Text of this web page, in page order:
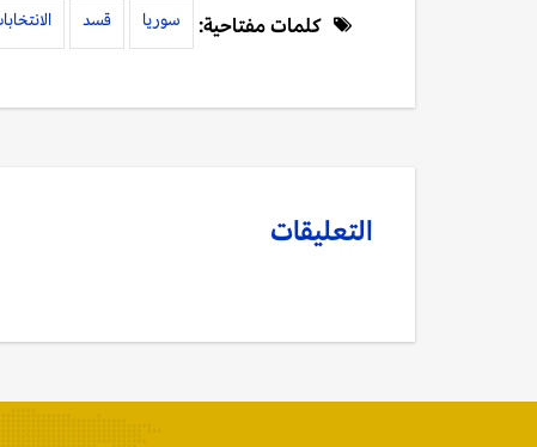
كلمات مفتاحية: سوريا قسد
التعليقات